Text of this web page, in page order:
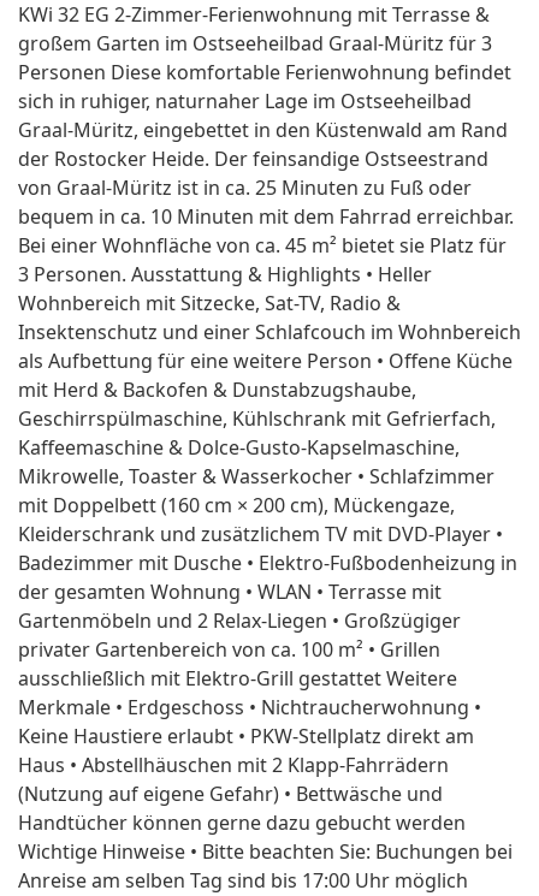
KWi 32 EG 2-Zimmer-Ferienwohnung mit Terrasse &
großem Garten im Ostseeheilbad Graal-Müritz für 3
Personen Diese komfortable Ferienwohnung befindet
sich in ruhiger, naturnaher Lage im Ostseeheilbad
Graal-Müritz, eingebettet in den Küstenwald am Rand
der Rostocker Heide. Der feinsandige Ostseestrand
von Graal-Müritz ist in ca. 25 Minuten zu Fuß oder
bequem in ca. 10 Minuten mit dem Fahrrad erreichbar.
Bei einer Wohnfläche von ca. 45 m² bietet sie Platz für
3 Personen. Ausstattung & Highlights • Heller
Wohnbereich mit Sitzecke, Sat-TV, Radio &
Insektenschutz und einer Schlafcouch im Wohnbereich
als Aufbettung für eine weitere Person • Offene Küche
mit Herd & Backofen & Dunstabzugshaube,
Geschirrspülmaschine, Kühlschrank mit Gefrierfach,
Kaffeemaschine & Dolce-Gusto-Kapselmaschine,
Mikrowelle, Toaster & Wasserkocher • Schlafzimmer
mit Doppelbett (160 cm × 200 cm), Mückengaze,
Kleiderschrank und zusätzlichem TV mit DVD-Player •
Badezimmer mit Dusche • Elektro-Fußbodenheizung in
der gesamten Wohnung • WLAN • Terrasse mit
Gartenmöbeln und 2 Relax-Liegen • Großzügiger
privater Gartenbereich von ca. 100 m² • Grillen
ausschließlich mit Elektro-Grill gestattet Weitere
Merkmale • Erdgeschoss • Nichtraucherwohnung •
Keine Haustiere erlaubt • PKW-Stellplatz direkt am
Haus • Abstellhäuschen mit 2 Klapp-Fahrrädern
(Nutzung auf eigene Gefahr) • Bettwäsche und
Handtücher können gerne dazu gebucht werden
Wichtige Hinweise • Bitte beachten Sie: Buchungen bei
Anreise am selben Tag sind bis 17:00 Uhr möglich